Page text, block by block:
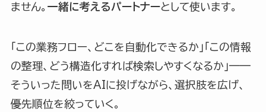
ません。 一緒に考えるパートナーとして使います。
「この業務フロー、どこを自動化できるか」「この情報
の整理、どう構造化すれば検索しやすくなるか」——
そういった問いをAIに投げながら、選択肢を広げ、
優先順位を絞っていく。